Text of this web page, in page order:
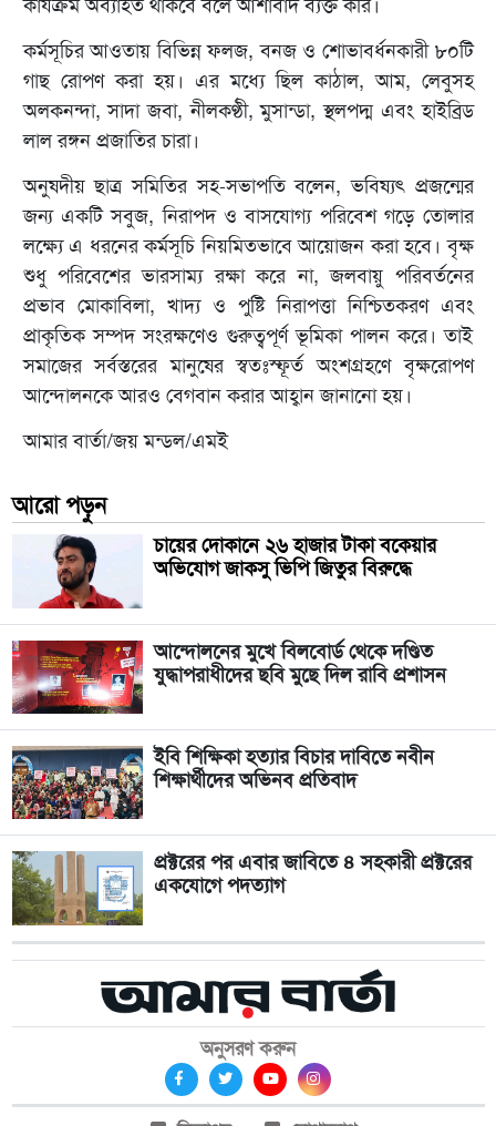
কার্যক্রম অব্যাহত থাকবে বলে আশাবাদ ব্যক্ত করি।
কর্মসূচির আওতায় বিভিন্ন ফলজ, বনজ ও শোভাবর্ধনকারী ৮০টি
গাছ রোপণ করা হয়। এর মধ্যে ছিল কাঠাল, আম, লেবুসহ
অলকনন্দা, সাদা জবা, নীলকণ্ঠী, মুসান্ডা, স্থলপদ্ম এবং হাইব্রিড
লাল রঙ্গন প্রজাতির চারা।
অনুষদীয় ছাত্র সমিতির সহ-সভাপতি বলেন, ভবিষ্যৎ প্রজন্মের
জন্য একটি সবুজ, নিরাপদ ও বাসযোগ্য পরিবেশ গড়ে তোলার
লক্ষ্যে এ ধরনের কর্মসূচি নিয়মিতভাবে আয়োজন করা হবে। বৃক্ষ
শুধু পরিবেশের ভারসাম্য রক্ষা করে না, জলবায়ু পরিবর্তনের
প্রভাব মোকাবিলা, খাদ্য ও পুষ্টি নিরাপত্তা নিশ্চিতকরণ এবং
প্রাকৃতিক সম্পদ সংরক্ষণেও গুরুত্বপূর্ণ ভূমিকা পালন করে। তাই
সমাজের সর্বস্তরের মানুষের স্বতঃস্ফূর্ত অংশগ্রহণে বৃক্ষরোপণ
আন্দোলনকে আরও বেগবান করার আহ্বান জানানো হয়।
আমার বার্তা/জয় মন্ডল/এমই
আরো পড়ুন
চায়ের দোকানে ২৬ হাজার টাকা বকেয়ার
অভিযোগ জাকসু ভিপি জিতুর বিরুদ্ধে
আন্দোলনের মুখে বিলবোর্ড থেকে দণ্ডিত
যুদ্ধাপরাধীদের ছবি মুছে দিল রাবি প্রশাসন
ইবি শিক্ষিকা হত্যার বিচার দাবিতে নবীন
শিক্ষার্থীদের অভিনব প্রতিবাদ
প্রক্টরের পর এবার জাবিতে ৪ সহকারী প্রক্টরের
একযোগে পদত্যাগ
অনুসরণ করুন